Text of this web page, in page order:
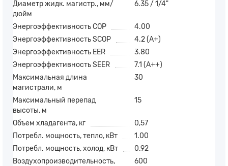
Диаметр жидк. магистр., мм/
дюйм
6.35 / 1/4"
Энергоэффективность COP
4.00
Энергоэффективность SCOP
4.2 (A+)
Энергоэффективность EER
3.80
Энергоэффективность SEER
7.1 (А++)
Максимальная длина
магистрали, м
30
Максимальный перепад
высоты, м
15
Объем хладагента, кг
0,57
Потребл. мощность, тепло, кВт
1.00
Потребл. мощность, холод, кВт
0.92
Воздухопроизводительность,
600